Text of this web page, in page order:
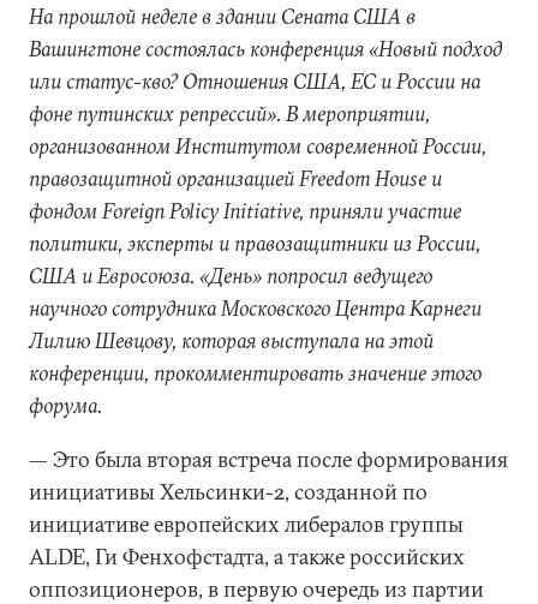
На прошлой неделе в здании Сената США в
Вашингтоне состоялась конференция «Новый подход
или статус-кво? Отношения США, ЕС и России на
фоне путинских репрессий». В мероприятии,
организованном Институтом современной России,
правозащитной организацией Freedom House и
фондом Foreign Policy Initiative, приняли участие
политики, эксперты и правозащитники из России,
США и Евросоюза. «День» попросил ведущего
научного сотрудника Московского Центра Карнеги
Лилию Шевцову, которая выступала на этой
конференции, прокомментировать значение этого
форума.
— Это была вторая встреча после формирования
инициативы Хельсинки-2, созданной по
инициативе европейских либералов группы
ALDE, Ги Фенхофстадта, а также российских
оппозиционеров, в первую очередь из партии